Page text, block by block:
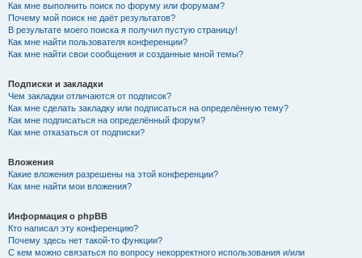
Как мне выполнить поиск по форуму или форумам?
Почему мой поиск не даёт результатов?
В результате моего поиска я получил пустую страницу!
Как мне найти пользователя конференции?
Как мне найти свои сообщения и созданные мной темы?
Подписки и закладки
Чем закладки отличаются от подписок?
Как мне сделать закладку или подписаться на определённую тему?
Как мне подписаться на определённый форум?
Как мне отказаться от подписки?
Вложения
Какие вложения разрешены на этой конференции?
Как мне найти мои вложения?
Информация о phpBB
Кто написал эту конференцию?
Почему здесь нет такой-то функции?
С кем можно связаться по вопросу некорректного использования и/или